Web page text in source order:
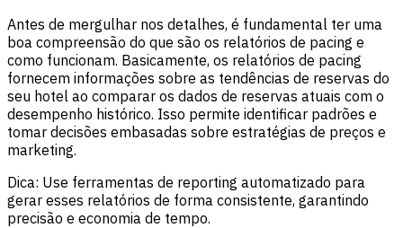
Antes de mergulhar nos detalhes, é fundamental ter uma
boa compreensão do que são os relatórios de pacing e
como funcionam. Basicamente, os relatórios de pacing
fornecem informações sobre as tendências de reservas do
seu hotel ao comparar os dados de reservas atuais com o
desempenho histórico. Isso permite identificar padrões e
tomar decisões embasadas sobre estratégias de preços e
marketing.
Dica: Use ferramentas de reporting automatizado para
gerar esses relatórios de forma consistente, garantindo
precisão e economia de tempo.